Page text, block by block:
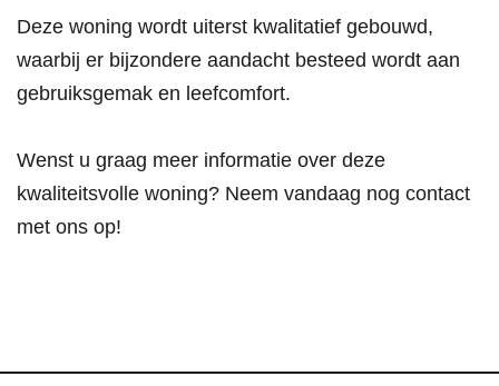
Deze woning wordt uiterst kwalitatief gebouwd,
waarbij er bijzondere aandacht besteed wordt aan
gebruiksgemak en leefcomfort.
Wenst u graag meer informatie over deze
kwaliteitsvolle woning? Neem vandaag nog contact
met ons op!